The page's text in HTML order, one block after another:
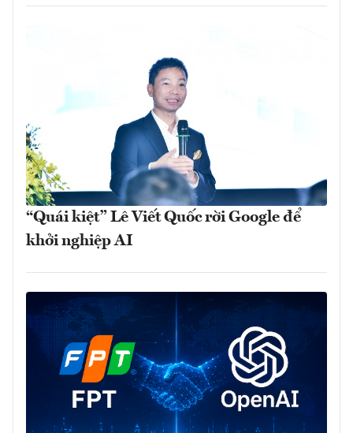
“Quái kiệt” Lê Viết Quốc rời Google để
khởi nghiệp AI